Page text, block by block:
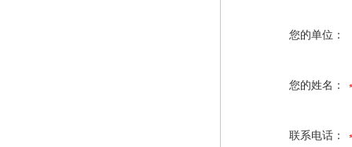
您的单位：
您的姓名：
联系电话：